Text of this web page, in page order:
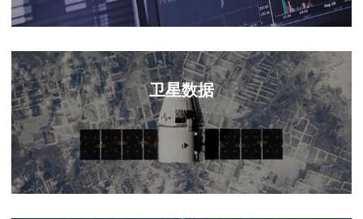
卫星数据
野火
BrO
FY-4B/GIIRS CO